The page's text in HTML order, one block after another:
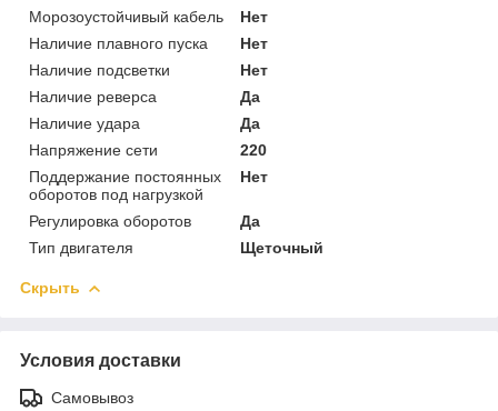
Морозоустойчивый кабель
Нет
Наличие плавного пуска
Нет
Наличие подсветки
Нет
Наличие реверса
Да
Наличие удара
Да
Напряжение сети
220
Поддержание постоянных
оборотов под нагрузкой
Нет
Регулировка оборотов
Да
Тип двигателя
Щеточный
Скрыть
Условия доставки
Самовывоз